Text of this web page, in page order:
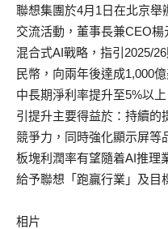
聯想集團於4月1日在北京舉
交流活動，董事長兼CEO
混合式AI戰略，指引2025/
民幣，向兩年後達成1,000
中長期淨利率提升至5%以
引提升主要得益於：持續的
競爭力，同時強化顯示屏等
板塊利潤率有望隨着AI推理
給予聯想「跑贏行業」及目
相片